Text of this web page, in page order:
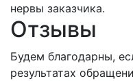
нервы заказчика.
Отзывы
Будем благодарны,
результатах